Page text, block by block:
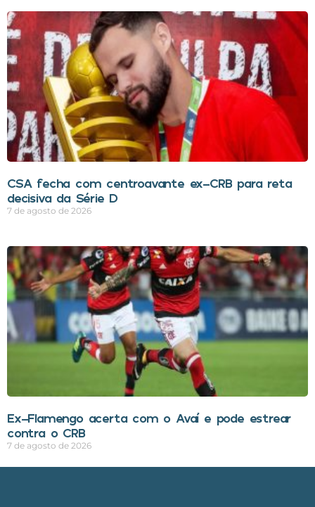
CSA fecha com centroavante ex-CRB para reta
decisiva da Série D
7 de agosto de 2026
Ex-Flamengo acerta com o Avaí e pode estrear
contra o CRB
7 de agosto de 2026